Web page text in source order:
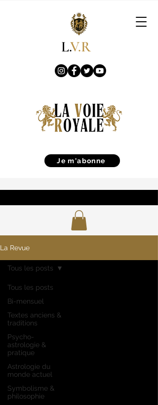
L.V.R
Je m'abonne
La Revue
Tous les posts
Bi-mensuel
Textes anciens &
traditions
Psycho-
astrologie &
pratique
Astrologie du
monde actuel
Symbolisme &
philosophie
Tous les posts